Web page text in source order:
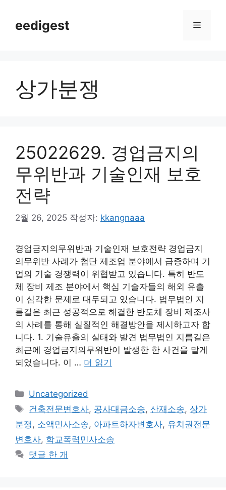
eedigest 메
상가분쟁
25022629. 경업금지의
무위반과 기술인재 보호
전략
2월 26, 2025 작성자: kkangnaaa
경업금지의무위반과 기술인재 보호전략 경업금지
의무위반 사례가 첨단 제조업 분야에서 급증하며 기
업의 기술 경쟁력이 위협받고 있습니다. 특히 반도
체 장비 제조 분야에서 핵심 기술자들의 해외 유출
이 심각한 문제로 대두되고 있습니다. 법무법인 지
름길은 최근 성공적으로 해결한 반도체 장비 제조사
의 사례를 통해 실질적인 해결방안을 제시하고자 합
니다. 1. 기술유출의 실태와 발견 법무법인 지름길은
최근에 경업금지의무위반이 발생한 한 사건을 맡게
되었습니다. 이 … 더 읽기
카
테
리
Uncategorized
태
그
건축전문변호사, 공사대금소송,산재소송, 상가
분쟁 , 소액민사소송, 아파트하자변호사, 유치권전문
변호사, 학교폭력민사소송
댓글 한 개